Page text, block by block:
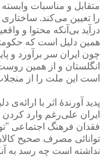
متقابل و مناسبات
را تعیین می‌كند.
درآید بی‌آنكه محتوا و
همین دلیل است كه
چون ایران سر برآورد و
انگلستان و از همین
است این ملت را از
پدید آورندۀ اثر با
ایران علی‌رغم وارد
فقدان فرهنگ اجتماعی
توانائی مصرف صحیح
نداشته است چه رسد به